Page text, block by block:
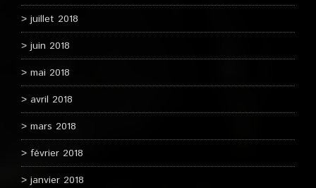
juillet 2018
juin 2018
mai 2018
avril 2018
mars 2018
février 2018
janvier 2018